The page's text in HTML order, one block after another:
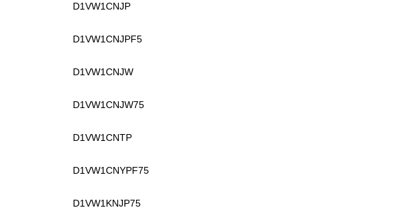
D1VW1CNJP
D1VW1CNJPF5
D1VW1CNJW
D1VW1CNJW75
D1VW1CNTP
D1VW1CNYPF75
D1VW1KNJP75